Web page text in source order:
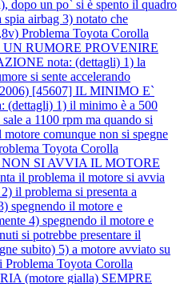
dopo un po` si è spento il quadro
spia airbag 3) notato che
Problema Toyota Corolla
UN RUMORE PROVENIRE
nota: (dettagli) 1) la
si sente accelerando
[45607] IL MINIMO E`
1) il minimo è a 500
a 1100 rpm ma quando si
comunque non si spegne
Toyota Corolla
SI AVVIA IL MOTORE
il problema il motore si avvia
il problema si presenta a
spegnendo il motore e
4) spegnendo il motore e
si potrebbe presentare il
subito) 5) a motore avviato su
Problema Toyota Corolla
(motore gialla) SEMPRE